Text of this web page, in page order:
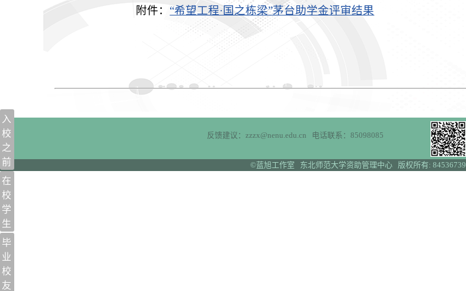
入
校
之
前
在
校
学
生
毕
业
校
友
附件： “希望工程·国之栋梁”茅台助学金评审结果
反馈建议：zzzx@nenu.edu.cn 电话联系：85098085
©蓝旭工作室 东北师范大学资助管理中心 版权所有: 84536739